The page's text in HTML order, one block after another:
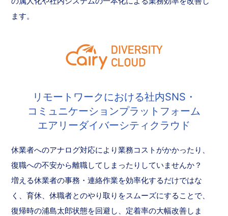
ます。
リモートワークにおける社内SNS・
コミュニケーションプラットフォーム
エアリーダイバーシティクラウド
休業者へのアナログ対応により業務コストがかかったり、
復職への不安から離職してしまったりしていませんか？
増える休業者の事務・連絡作業を効率化するだけではな
く、育休、休職者とのやり取りをスムーズにすることで、
復帰時の浦島太郎状態を回避し、定着率の大幅改善しま